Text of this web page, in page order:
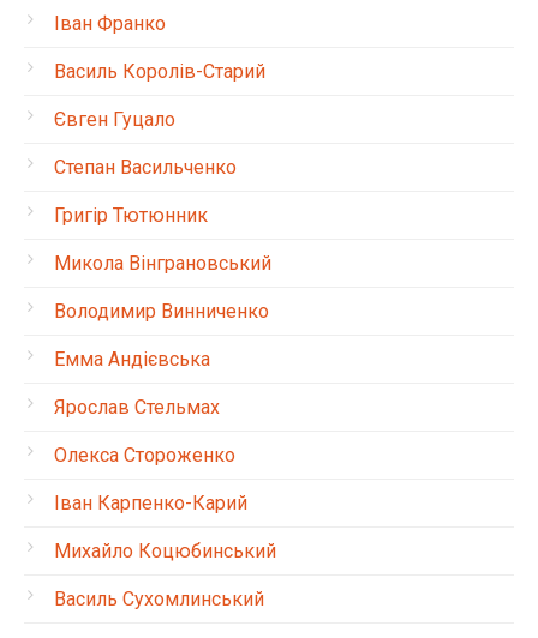
Іван Франко
Василь Королів-Старий
Євген Гуцало
Степан Васильченко
Григір Тютюнник
Микола Вінграновський
Володимир Винниченко
Емма Андієвська
Ярослав Стельмах
Олекса Стороженко
Іван Карпенко-Карий
Михайло Коцюбинський
Василь Сухомлинський